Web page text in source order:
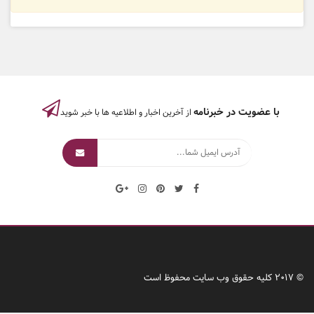
با عضویت در خبرنامه از آخرین اخبار و اطلاعیه ها با خبر شوید
© 2017 کلیه حقوق وب سایت محفوظ است